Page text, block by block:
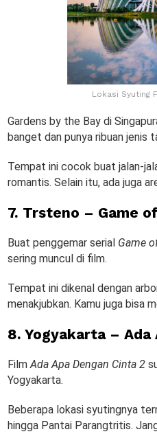
Lokasi Syuting
Gardens by the Bay di
banget dan punya ribuan jenis
Tempat ini cocok buat jalan-
romantis. Selain itu, ada juga
7. Trsteno – Game
Buat penggemar serial Game
sering muncul di film.
Tempat ini dikenal dengan
menakjubkan. Kamu juga bisa
8. Yogyakarta – Ada
FilmAda Apa Dengan Cinta 2
Yogyakarta.
Beberapa lokasi syutingnya
hingga Pantai Parangtritis.